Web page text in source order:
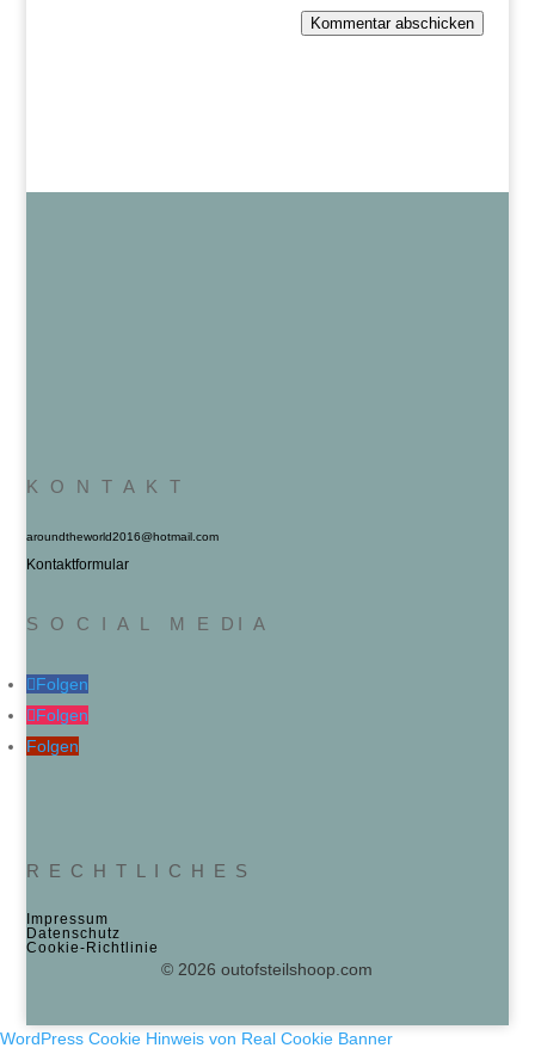
Kommentar abschicken
K O N T A K T
aroundtheworld2016@hotmail.com
Kontaktformular
S O C I A L M E DI A
Folgen
Folgen
Folgen
R E C H T L I C H E S
Impressum
Datenschutz
Cookie‑Richtlinie
© 2026 outofsteilshoop.com
WordPress Cookie Hinweis von Real Cookie Banner